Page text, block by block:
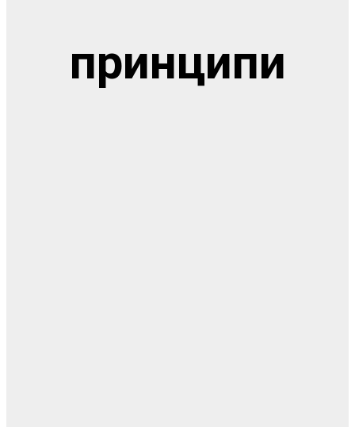
принципи